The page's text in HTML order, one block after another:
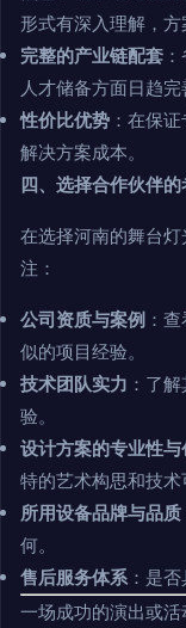
形式有深入理解，方
完整的产业链配套
人才储备方面日趋完
性价比优势 ：在保
解决方案成本。
四、选择合作伙伴的
在选择河南的舞台
注：
公司资质与案例 ：
似的项目经验。
技术团队实力 ：了
验。
设计方案的专业性与
特的艺术构思和技术
所用设备品牌与品质
何。
售后服务体系 ：是
一场成功的演出或